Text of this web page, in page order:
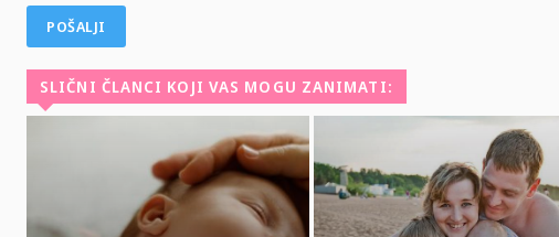
SLIČNI ČLANCI KOJI VAS MOGU ZANIMATI: